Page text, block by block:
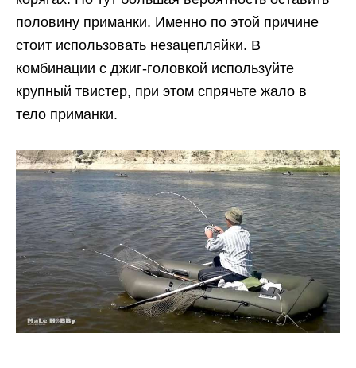
половину приманки. Именно по этой причине
стоит использовать незацепляйки. В
комбинации с джиг-головкой используйте
крупный твистер, при этом спрячьте жало в
тело приманки.